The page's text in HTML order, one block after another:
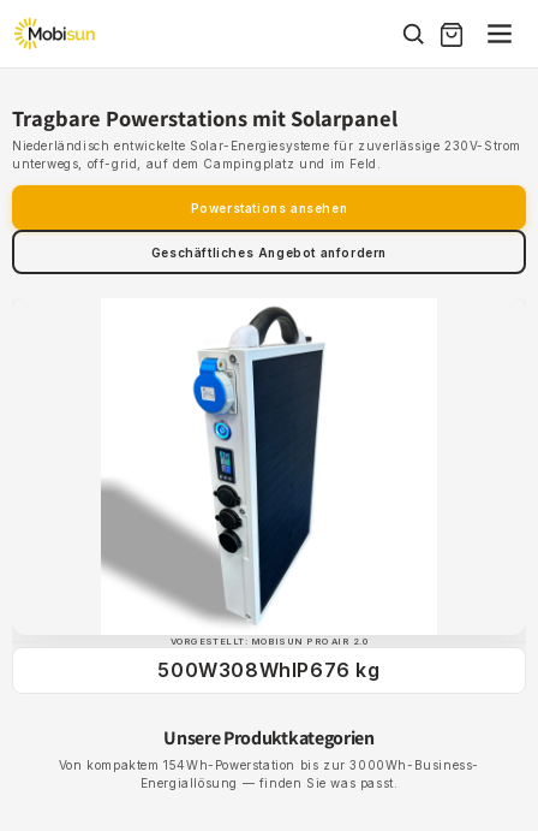
zum
Inhalt
Tragbare Powerstations mit Solarpanel
Niederländisch entwickelte Solar-Energiesysteme für zuverlässige 230V-Strom
unterwegs, off-grid, auf dem Campingplatz und im Feld.
Powerstations ansehen
Geschäftliches Angebot anfordern
VORGESTELLT: MOBISUN PRO AIR 2.0
500W308WhIP676 kg
Unsere Produktkategorien
Von kompaktem 154Wh-Powerstation bis zur 3000Wh-Business-
Energiallösung — finden Sie was passt.